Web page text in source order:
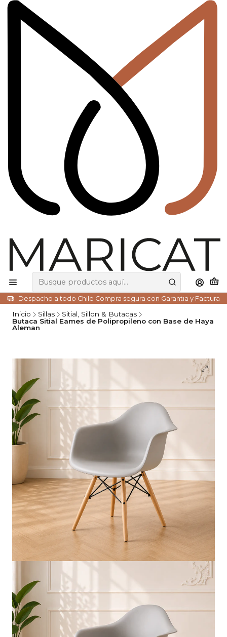
Despacho a todo Chile Compra segura con Garantia y Factura
Inicio Sillas
Sitial, Sillon & Butacas
Butaca Sitial Eames de Polipropileno con Base de Haya
Aleman